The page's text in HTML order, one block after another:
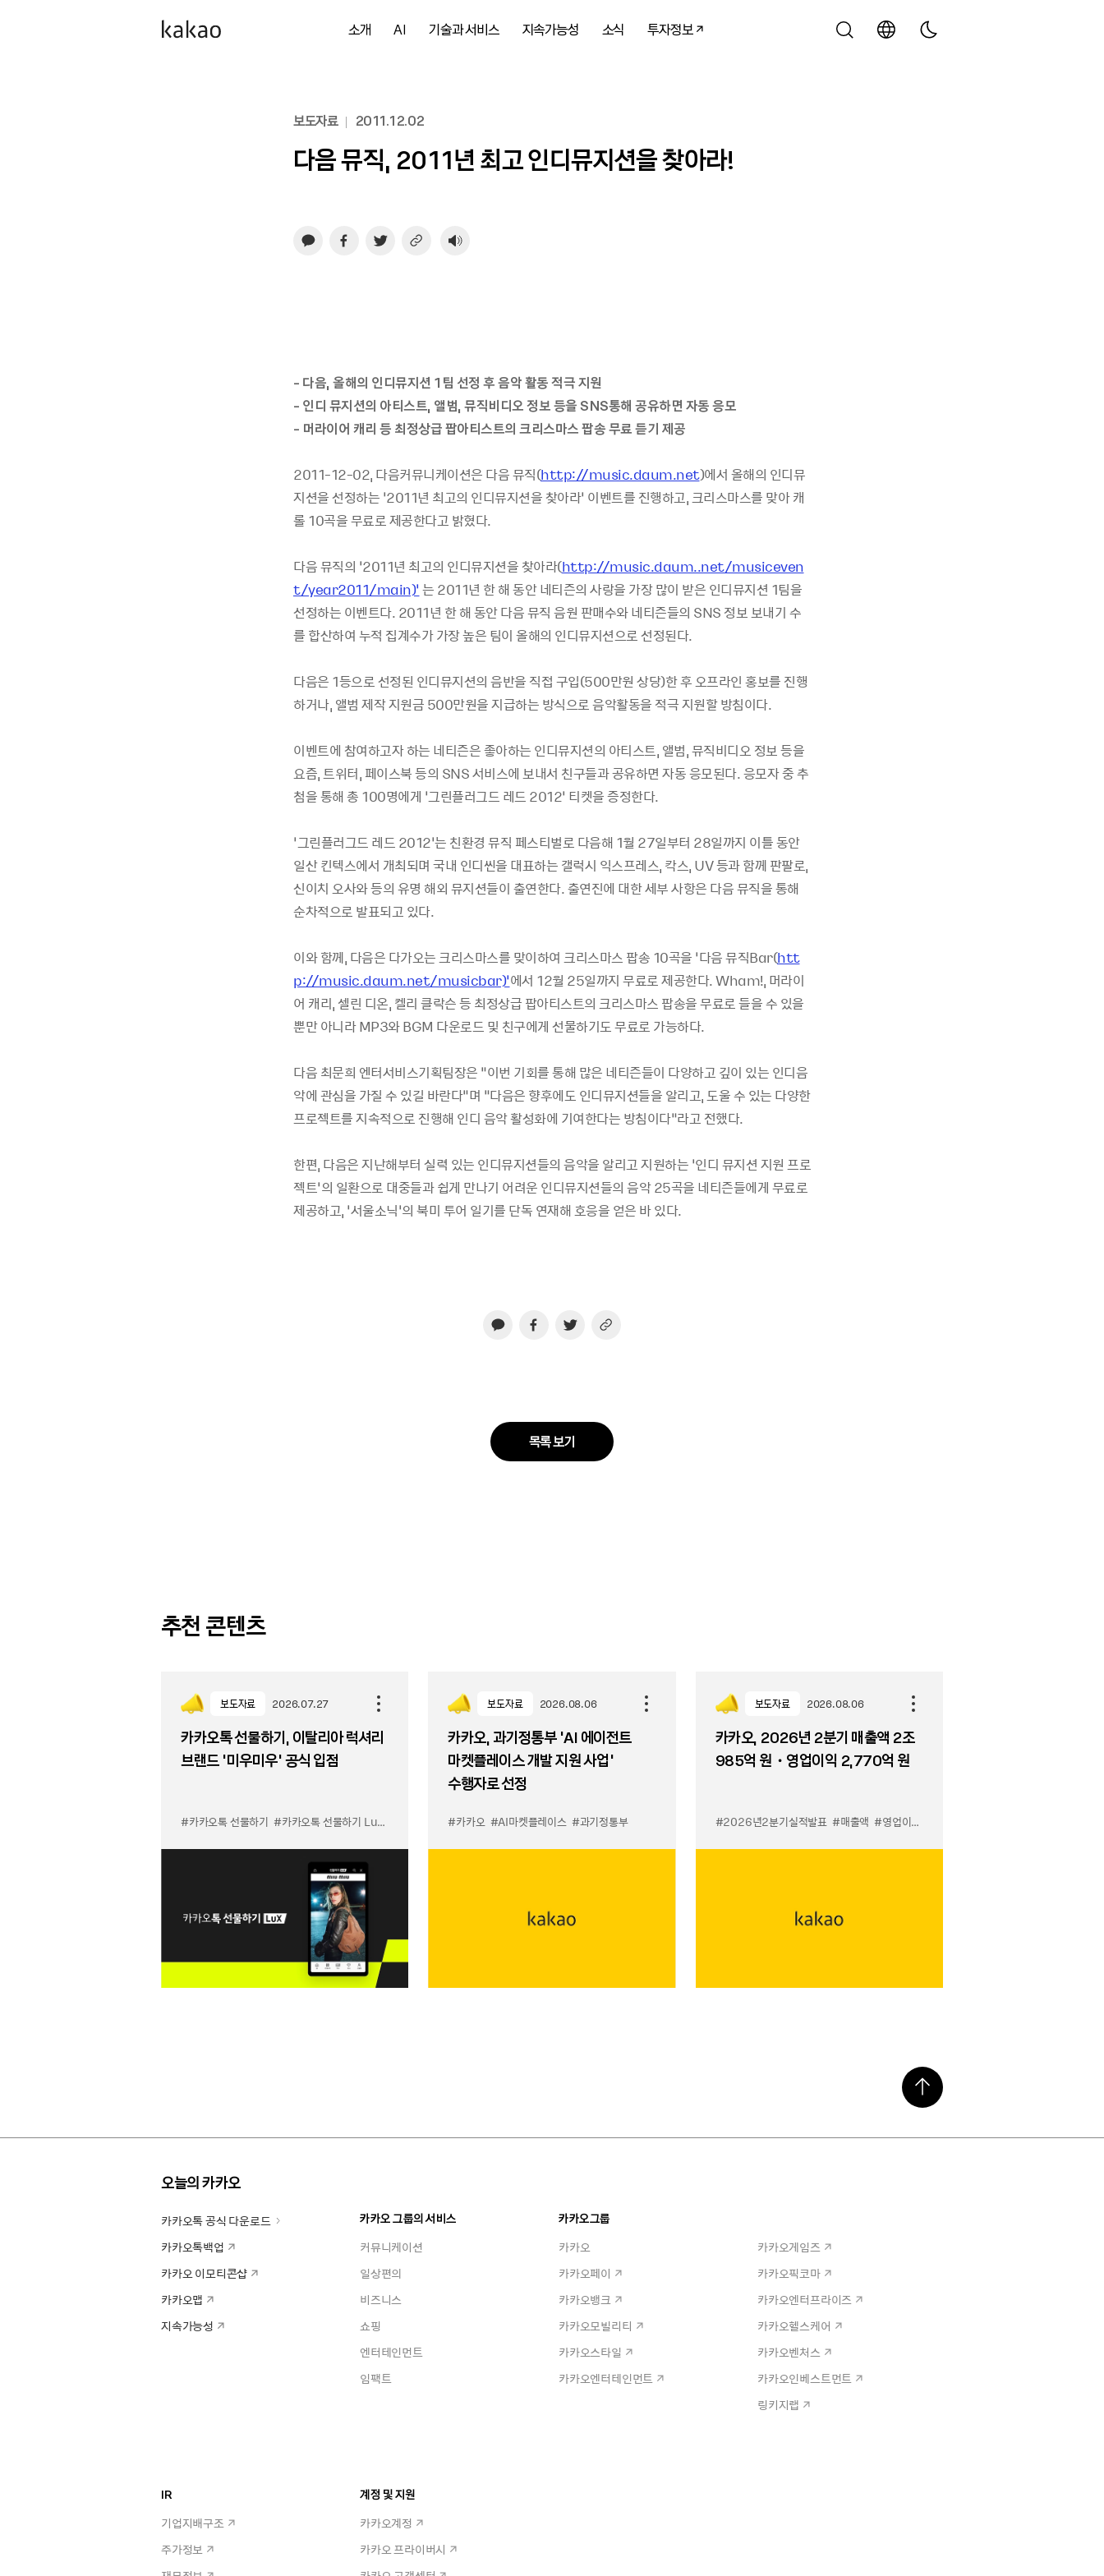
소개 AI 기술과 서비스 지속가능성 소식 투자정보
보도자료 2011.12.02
다음 뮤직, 2011년 최고 인디뮤지션을 찾아라!
- 다음, 올해의 인디뮤지션 1팀 선정 후 음악 활동 적극 지원
- 인디 뮤지션의 아티스트, 앨범, 뮤직비디오 정보 등을 SNS통해 공유하면 자동 응모
- 머라이어 캐리 등 최정상급 팝아티스트의 크리스마스 팝송 무료 듣기 제공
2011-12-02, 다음커뮤니케이션은 다음 뮤직(http://music.daum.net)에서 올해의 인디뮤
지션을 선정하는 ‘2011년 최고의 인디뮤지션을 찾아라’ 이벤트를 진행하고, 크리스마스를 맞아 캐
롤 10곡을 무료로 제공한다고 밝혔다.
다음 뮤직의 ‘2011년 최고의 인디뮤지션을 찾아라(http://music.daum..net/musiceven
t/year2011/main)’ 는 2011년 한 해 동안 네티즌의 사랑을 가장 많이 받은 인디뮤지션 1팀을
선정하는 이벤트다. 2011년 한 해 동안 다음 뮤직 음원 판매수와 네티즌들의 SNS 정보 보내기 수
를 합산하여 누적 집계수가 가장 높은 팀이 올해의 인디뮤지션으로 선정된다.
다음은 1등으로 선정된 인디뮤지션의 음반을 직접 구입(500만원 상당)한 후 오프라인 홍보를 진행
하거나, 앨범 제작 지원금 500만원을 지급하는 방식으로 음악활동을 적극 지원할 방침이다.
이벤트에 참여하고자 하는 네티즌은 좋아하는 인디뮤지션의 아티스트, 앨범, 뮤직비디오 정보 등을
요즘, 트위터, 페이스북 등의 SNS 서비스에 보내서 친구들과 공유하면 자동 응모된다. 응모자 중 추
첨을 통해 총 100명에게 ‘그린플러그드 레드 2012’ 티켓을 증정한다.
‘그린플러그드 레드 2012’는 친환경 뮤직 페스티벌로 다음해 1월 27일부터 28일까지 이틀 동안
일산 킨텍스에서 개최되며 국내 인디씬을 대표하는 갤럭시 익스프레스, 칵스, UV 등과 함께 판팔로,
신이치 오사와 등의 유명 해외 뮤지션들이 출연한다. 출연진에 대한 세부 사항은 다음 뮤직을 통해
순차적으로 발표되고 있다.
이와 함께, 다음은 다가오는 크리스마스를 맞이하여 크리스마스 팝송 10곡을 ‘다음 뮤직Bar(htt
p://music.daum.net/musicbar)’에서 12월 25일까지 무료로 제공한다. Wham!, 머라이
어 캐리, 셀린 디온, 켈리 클락슨 등 최정상급 팝아티스트의 크리스마스 팝송을 무료로 들을 수 있을
뿐만 아니라 MP3와 BGM 다운로드 및 친구에게 선물하기도 무료로 가능하다.
다음 최문희 엔터서비스기획팀장은 “이번 기회를 통해 많은 네티즌들이 다양하고 깊이 있는 인디음
악에 관심을 가질 수 있길 바란다“며 “다음은 향후에도 인디뮤지션들을 알리고, 도울 수 있는 다양한
프로젝트를 지속적으로 진행해 인디 음악 활성화에 기여한다는 방침이다”라고 전했다.
한편, 다음은 지난해부터 실력 있는 인디뮤지션들의 음악을 알리고 지원하는 ‘인디 뮤지션 지원 프로
젝트’의 일환으로 대중들과 쉽게 만나기 어려운 인디뮤지션들의 음악 25곡을 네티즌들에게 무료로
제공하고, ‘서울소닉’의 북미 투어 일기를 단독 연재해 호응을 얻은 바 있다.
목록 보기
추천 콘텐츠
보도자료 2026.07.27
카카오톡 선물하기, 이탈리아 럭셔리
브랜드 '미우미우' 공식 입점
#카카오톡 선물하기 #카카오톡 선물하기 LuX 미우미우 입점 #선물하기 LuX #선물하기 미우미우 입점
보도자료 2026.08.06
카카오, 과기정통부 ‘AI 에이전트
마켓플레이스 개발 지원 사업’
수행자로 선정
#카카오 #AI마켓플레이스 #과기정통부
보도자료 2026.08.06
카카오, 2026년 2분기 매출액 2조
985억 원・영업이익 2,770억 원
#2026년2분기실적발표 #매출액 #영업이익
오늘의 카카오
카카오톡 공식 다운로드
카카오톡백업
카카오 이모티콘샵
카카오맵
지속가능성
카카오 그룹의 서비스
커뮤니케이션
일상편의
비즈니스
쇼핑
엔터테인먼트
임팩트
카카오그룹
카카오
카카오페이
카카오뱅크
카카오모빌리티
카카오스타일
카카오엔터테인먼트
카카오게임즈
카카오픽코마
카카오엔터프라이즈
카카오헬스케어
카카오벤처스
카카오인베스트먼트
링키지랩
IR
기업지배구조
주가정보
계정 및 지원
카카오계정
카카오 프라이버시